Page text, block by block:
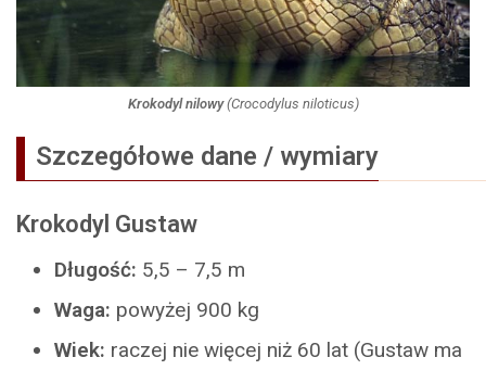
Krokodyl nilowy(Crocodylus niloticus)
Szczegółowe dane / wymiary
Krokodyl Gustaw
Długość: 5,5 – 7,5 m
Waga: powyżej 900 kg
Wiek: raczej nie więcej niż 60 lat (Gustaw ma